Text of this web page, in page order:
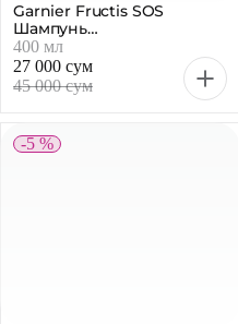
Garnier Fructis SOS
Шампунь
«Восстановление для
волос», 400 мл
400 мл
27 000 сум
45 000 сум
-5 %